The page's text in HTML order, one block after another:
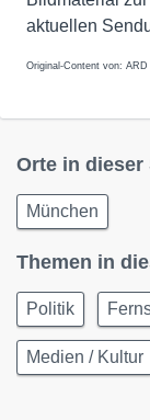
aktuellen
Original-Content von:
Orte in dieser
München
Themen in
Politik
Medien / Kultur